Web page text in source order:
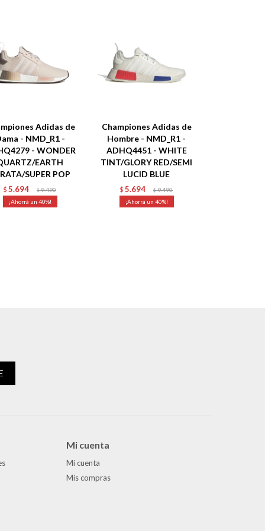
Adidas de
- NMD_R1 -
- WONDER
EARTH
SUPER POP
$ 5.694 $ 9.490
40
Championes Adidas de
Hombre - NMD_R1 -
ADHQ4451 - WHITE
TINT/GLORY RED/SEMI
LUCID BLUE
$ 5.694 $ 9.490
40
Mi cuenta
Mi cuenta
Mis compras